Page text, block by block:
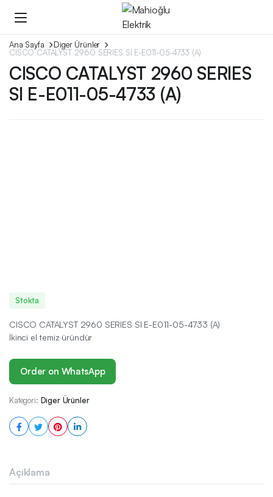
Ana Sayfa
Diger Ürünler
CISCO CATALYST 2960 SERIES SI E-E011-05-4733 (A)
CISCO CATALYST 2960 SERIES
SI E-E011-05-4733 (A)
Stokta
CISCO CATALYST 2960 SERIES SI E-E011-05-4733 (A)
İkinci el temiz üründür
Order on WhatsApp
Kategori: Diger Ürünler
Açıklama